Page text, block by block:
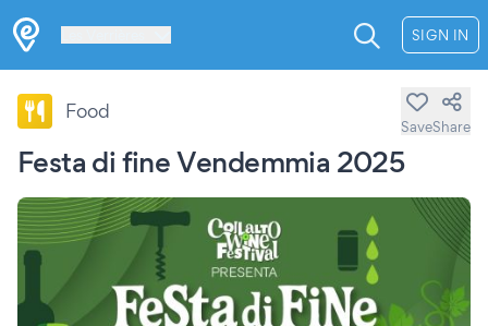
SIGN IN
Festa di fine Vendemmia 2025
Food
SaveShare